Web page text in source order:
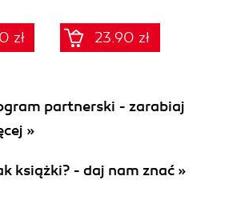
zł
Część 1,
Marketing
Internetowy
23.90 zł
partnerski - zarabiaj
»
książki? - daj nam znać »